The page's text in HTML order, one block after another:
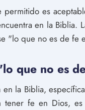
es
en la Biblia.
"lo que no es de fe
que no es
en la Biblia,
tener fe en Dios,